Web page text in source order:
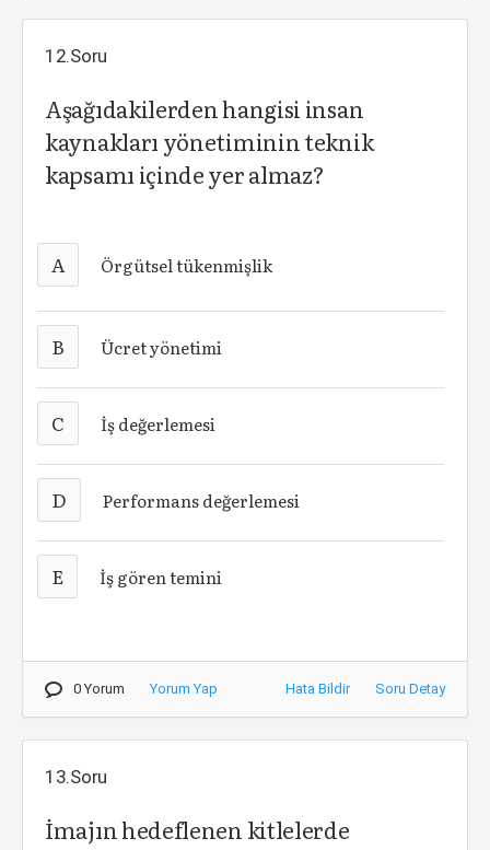
12.Soru
Aşağıdakilerden hangisi insan
kaynakları yönetiminin teknik
kapsamı içinde yer almaz?
A Örgütsel tükenmişlik
B Ücret yönetimi
C İş değerlemesi
D Performans değerlemesi
E İş gören temini
0 Yorum Yorum Yap Hata Bildir Soru Detay
13.Soru
İmajın hedeflenen kitlelerde